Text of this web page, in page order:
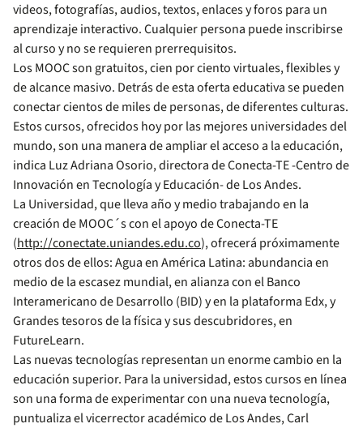
videos, fotografías, audios, textos, enlaces y foros para un
aprendizaje interactivo. Cualquier persona puede inscribirse
al curso y no se requieren prerrequisitos.
Los MOOC son gratuitos, cien por ciento virtuales, flexibles y
de alcance masivo. Detrás de esta oferta educativa se pueden
conectar cientos de miles de personas, de diferentes culturas.
Estos cursos, ofrecidos hoy por las mejores universidades del
mundo, son una manera de ampliar el acceso a la educación,
indica Luz Adriana Osorio, directora de Conecta-TE -Centro de
Innovación en Tecnología y Educación- de Los Andes.
La Universidad, que lleva año y medio trabajando en la
creación de MOOC´s con el apoyo de Conecta-TE
(http://conectate.uniandes.edu.co), ofrecerá próximamente
otros dos de ellos: Agua en América Latina: abundancia en
medio de la escasez mundial, en alianza con el Banco
Interamericano de Desarrollo (BID) y en la plataforma Edx, y
Grandes tesoros de la física y sus descubridores, en
FutureLearn.
Las nuevas tecnologías representan un enorme cambio en la
educación superior. Para la universidad, estos cursos en línea
son una forma de experimentar con una nueva tecnología,
puntualiza el vicerrector académico de Los Andes, Carl